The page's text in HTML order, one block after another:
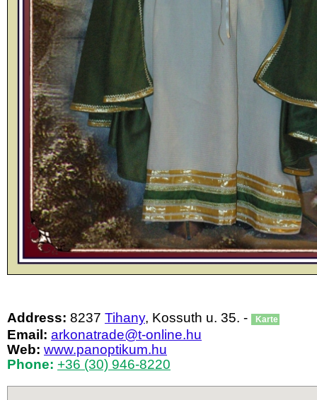
Address: 8237 Tihany, Kossuth u. 35. - Karte
Email: arkonatrade@t-online.hu
Web: www.panoptikum.hu
Phone: +36 (30) 946-8220